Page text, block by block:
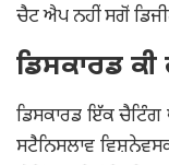
ਚੈਟ ਐਪ ਨਹੀਂ ਸਗੋਂ
ਡਿਸਕਾਰਡ ਕੀ
ਡਿਸਕਾਰਡ ਇੱਕ ਚੈਟਿੰਗ
ਸਟੈਨਿਸਲਾਵ